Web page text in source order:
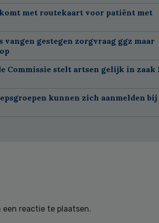
met routekaart voor patiënt met
vangen gestegen zorgvraag ggz maar
Commissie stelt artsen gelijk in
kunnen zich aanmelden
een reactie te plaatsen.